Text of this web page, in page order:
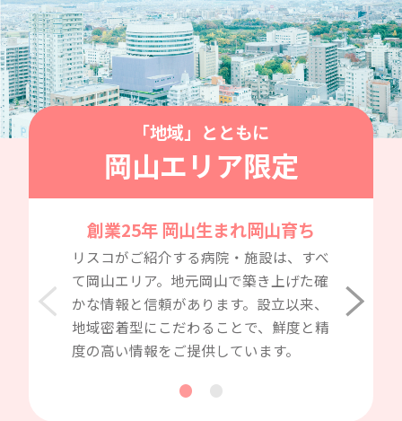
「地域」とともに
岡山エリア限定
創業25年 岡山生まれ岡山育ち
リスコがご紹介する病院・施設は、すべ
て岡山エリア。地元岡山で築き上げた確
かな情報と信頼があります。設立以来、
地域密着型にこだわることで、鮮度と精
度の高い情報をご提供しています。